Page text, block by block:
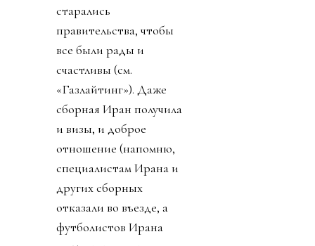
старались
правительства, чтобы
все были рады и
счастливы (см.
«Газлайтинг»). Даже
сборная Иран получила
и визы, и доброе
отношение (напомню,
специалистам Ирана и
других сборных
отказали во въезде, а
футболистов Ирана